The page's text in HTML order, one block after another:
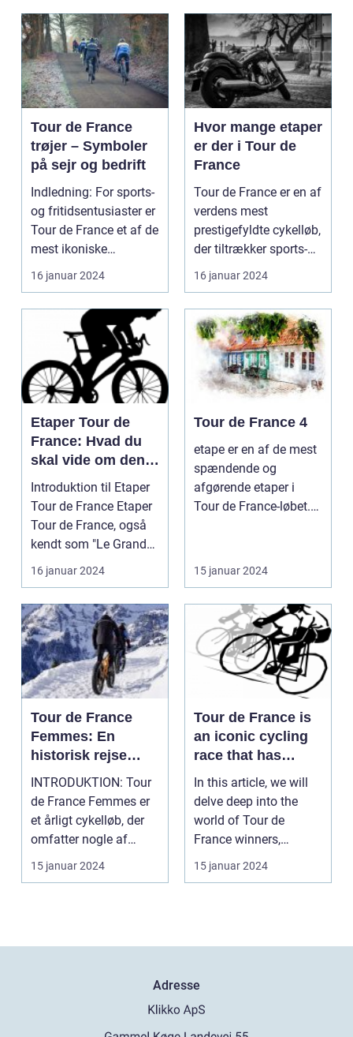
Tour de France
trøjer – Symboler
på sejr og bedrift
Indledning: For sports-
og fritidsentusiaster er
Tour de France et af de
mest ikoniske
begivenheder ...
16 januar 2024
Hvor mange etaper
er der i Tour de
France
Tour de France er en af
verdens mest
prestigefyldte cykelløb,
der tiltrækker sports-
og fritidsentus...
16 januar 2024
Etaper Tour de
France: Hvad du
skal vide om den
ultimative
cykelløbsudfordrin
g
Introduktion til Etaper
Tour de France Etaper
Tour de France, også
kendt som "Le Grand
Boucle", er ...
16 januar 2024
Tour de France 4
etape er en af de mest
spændende og
afgørende etaper i
Tour de France-løbet.
15 januar 2024
Tour de France
Femmes: En
historisk rejse
gennem kvinders
cykelløb
INTRODUKTION: Tour
de France Femmes er
et årligt cykelløb, der
omfatter nogle af
verdens bedste kvi...
15 januar 2024
Tour de France is
an iconic cycling
race that has
captivated sports
and leisure
enthusiasts for
over a century
In this article, we will
delve deep into the
world of Tour de
France winners,
shedding light on
thei...
15 januar 2024
Adresse